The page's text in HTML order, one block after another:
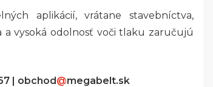
aplikácií, vrátane stavebníctva,
a vysoká odolnosť voči tlaku zaručujú
| obchod@megabelt.sk